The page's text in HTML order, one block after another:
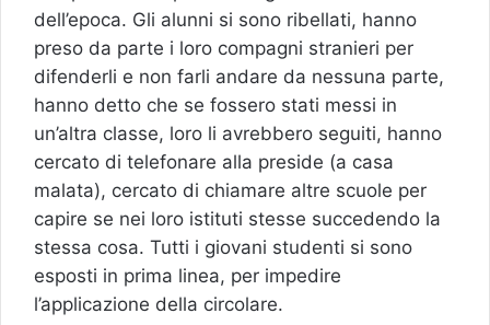
dell’epoca. Gli alunni si sono ribellati, hanno
preso da parte i loro compagni stranieri per
difenderli e non farli andare da nessuna parte,
hanno detto che se fossero stati messi in
un’altra classe, loro li avrebbero seguiti, hanno
cercato di telefonare alla preside (a casa
malata), cercato di chiamare altre scuole per
capire se nei loro istituti stesse succedendo la
stessa cosa. Tutti i giovani studenti si sono
esposti in prima linea, per impedire
l’applicazione della circolare.